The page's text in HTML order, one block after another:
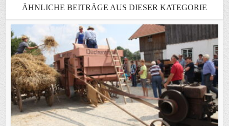
ÄHNLICHE BEITRÄGE AUS DIESER KATEGORIE